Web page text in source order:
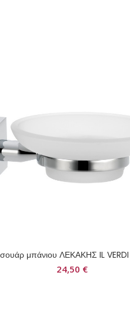
μπάνιου ΛΕΚΑΚΗΣ IL VERDI
24,50 €